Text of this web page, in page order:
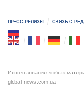
ПРЕСС-РЕЛИЗЫ СВЯЗЬ С
Использование любых
global-news.com.ua